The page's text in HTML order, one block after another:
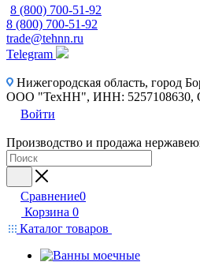
8 (800) 700-51-92
8 (800) 700-51-92
trade@tehnn.ru
Telegram
Нижегородская область, город
ООО "ТехНН", ИНН: 5257108630,
Войти
Производство и продажа
Сравнение0
Корзина 0
Каталог товаров